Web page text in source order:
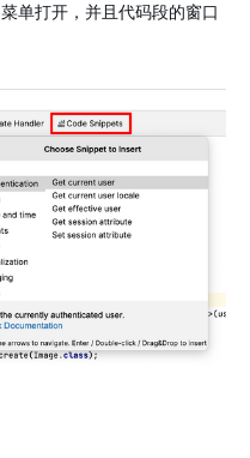
菜单打开，并且代码段的窗口